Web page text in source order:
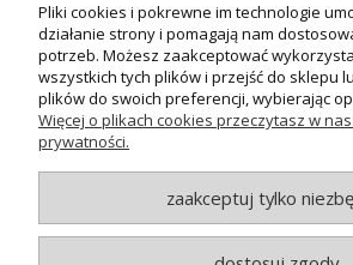
MOJE KONTO
PŁATNOŚCI I
INFORMACJE
O NAS
Pliki cookies i pokrewne im technologie
działanie strony i pomagają nam
potrzeb. Możesz zaakceptować
wszystkich tych plików i przejść do sklepu
plików do swoich preferencji, wybierając
Więcej o plikach cookies przeczytasz w
prywatności.
zaakceptuj tylko